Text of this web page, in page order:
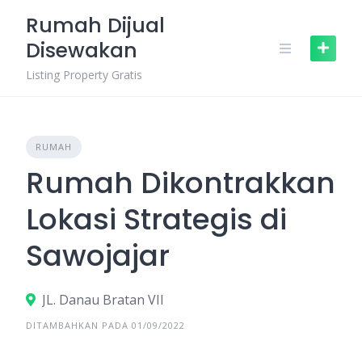
content
Rumah Dijual
Disewakan
Listing Property Gratis
RUMAH
Rumah Dikontrakkan
Lokasi Strategis di
Sawojajar
JL. Danau Bratan VII
DITAMBAHKAN PADA 01/09/2022